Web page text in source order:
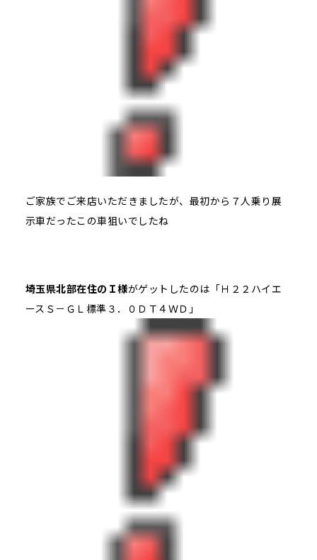
ご家族でご来店いただきましたが、最初から７人乗り展
示車だったこの車狙いでしたね
埼玉県北部在住のＩ様がゲットしたのは「Ｈ２２ハイエ
ースＳ－ＧＬ標準３．０ＤＴ４ＷＤ」